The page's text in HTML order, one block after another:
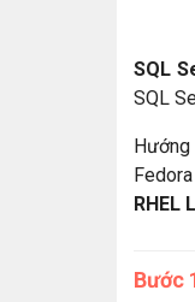
SQL
SQL
RHEL
Bước